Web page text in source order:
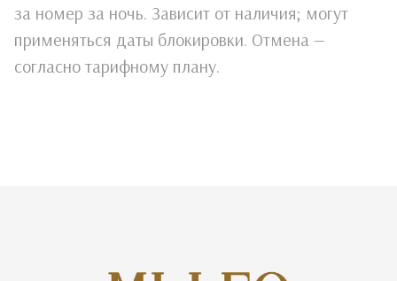
за номер за ночь. Зависит от наличия; могут
применяться даты блокировки. Отмена —
согласно тарифному плану.